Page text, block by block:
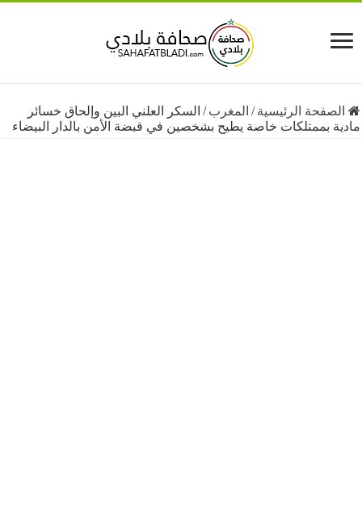
الرئيسية /المغرب/السكر العلني البين وإلحاق خسائر
بممتلكات خاصة يطيح بشخصين في قبضة الأمن بالدار البيضاء